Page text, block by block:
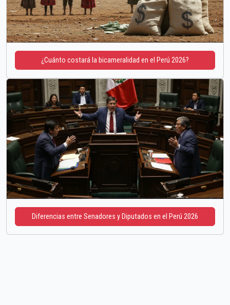
¿Cuánto costará la bicameralidad en el Perú 2026?
Diferencias entre Senadores y Diputados en el Perú 2026